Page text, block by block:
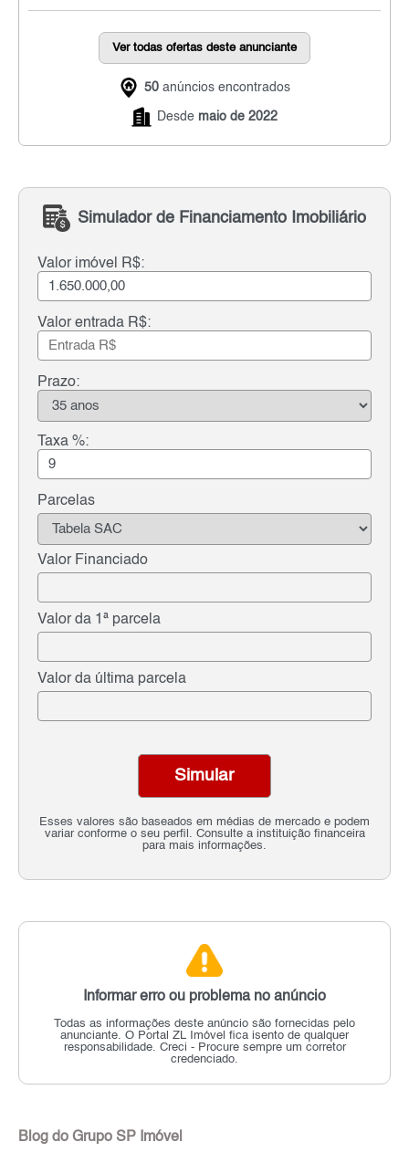
Ver todas ofertas deste anunciante
50 anúncios encontrados
Desde maio de 2022
Simulador de Financiamento Imobiliário
Valor imóvel R$:
Valor entrada R$:
Prazo:
Taxa %:
Parcelas
Valor Financiado
Valor da 1ª parcela
Valor da última parcela
Esses valores são baseados em médias de mercado e podem
variar conforme o seu perfil. Consulte a instituição financeira
para mais informações.
Simular
Informar erro ou problema no anúncio
Todas as informações deste anúncio são fornecidas pelo
anunciante. O Portal ZL Imóvel fica isento de qualquer
responsabilidade. Creci - Procure sempre um corretor
credenciado.
Blog do Grupo SP Imóvel